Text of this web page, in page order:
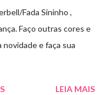
Fada Sininho ,
Faço outras cores e
e faça sua
LEIA MAIS